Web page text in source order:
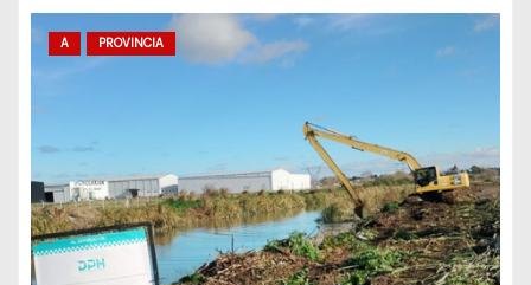
r
a
d
a
s
A PROVINCIA